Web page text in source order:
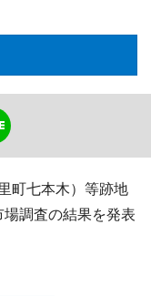
町七本木）等跡地
調査の結果を発表